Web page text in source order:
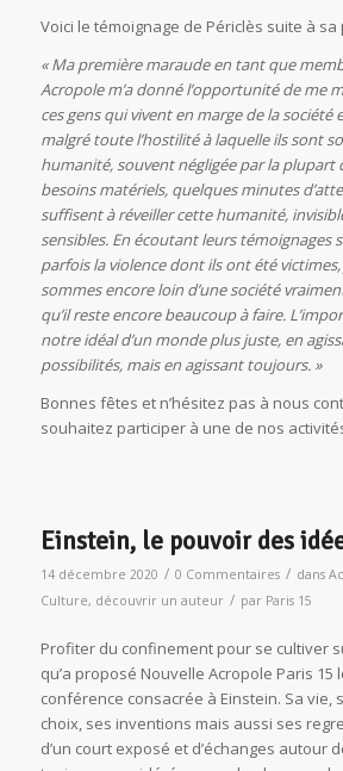
Voici le témoignage de Périclès suite à
« Ma première maraude en tant que
Acropole m’a donné l’opportunité de me
ces gens qui vivent en marge de la société
malgré toute l’hostilité à laquelle ils sont
humanité, souvent négligée par la plupart
besoins matériels, quelques minutes
suffisent à réveiller cette humanité,
sensibles. En écoutant leurs témoignages
parfois la violence dont ils ont été
sommes encore loin d’une société
qu’il reste encore beaucoup à faire.
notre idéal d’un monde plus juste, en
possibilités, mais en agissant toujours. »
Bonnes fêtes et n’hésitez pas à nous
souhaitez participer à une de nos
Einstein, le pouvoir des
14 décembre 2020 / 0 Commentaires / dans
Culture, découvrir un auteur / par Paris 15
Profiter du confinement pour se cultiver
qu’a proposé Nouvelle Acropole Paris 15
conférence consacrée à Einstein. Sa vie,
choix, ses inventions mais aussi ses
d’un court exposé et d’échanges autour